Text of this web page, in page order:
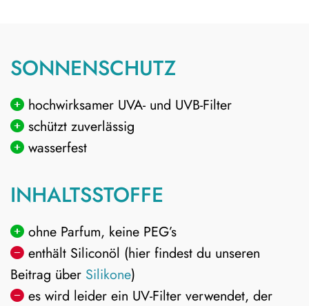
SONNENSCHUTZ
hochwirksamer UVA- und UVB-Filter
schützt zuverlässig
wasserfest
INHALTSSTOFFE
ohne Parfum, keine PEG’s
enthält Siliconöl (hier findest du unseren
Beitrag über Silikone)
es wird leider ein UV-Filter verwendet, der